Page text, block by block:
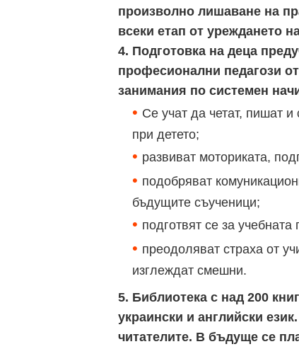
произволно лишаване на
всеки етап от уреждането
4. Подготовка на деца
професионални педагози
занимания по системен
Се учат да четат, пишат
при детето;
развиват моториката,
подобряват
бъдущите съученици;
подготвят се за
преодоляват страха от
изглеждат смешни.
5. Библиотека с над 200
украински и английски
читателите. В бъдуще се